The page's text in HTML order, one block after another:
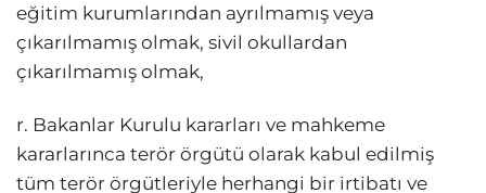
eğitim kurumlarından ayrılmamış veya
çıkarılmamış olmak, sivil okullardan
çıkarılmamış olmak,
r. Bakanlar Kurulu kararları ve mahkeme
kararlarınca terör örgütü olarak kabul edilmiş
tüm terör örgütleriyle herhangi bir irtibatı ve